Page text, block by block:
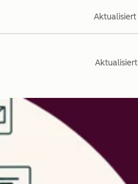
Aktualisiert
Aktualisiert